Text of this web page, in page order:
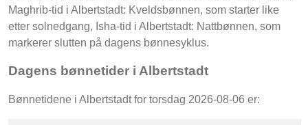
Maghrib-tid i Albertstadt: Kveldsbønnen, som starter like
etter solnedgang, Isha-tid i Albertstadt: Nattbønnen, som
markerer slutten på dagens bønnesyklus.
Dagens bønnetider i Albertstadt
Bønnetidene i Albertstadt for torsdag 2026-08-06 er: